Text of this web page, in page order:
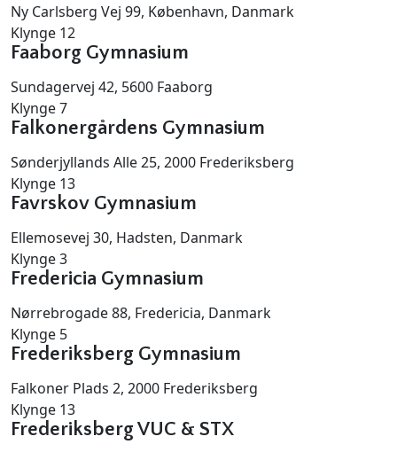
Ny Carlsberg Vej 99, København, Danmark
Klynge 12
Faaborg Gymnasium
Sundagervej 42, 5600 Faaborg
Klynge 7
Falkonergårdens Gymnasium
Sønderjyllands Alle 25, 2000 Frederiksberg
Klynge 13
Favrskov Gymnasium
Ellemosevej 30, Hadsten, Danmark
Klynge 3
Fredericia Gymnasium
Nørrebrogade 88, Fredericia, Danmark
Klynge 5
Frederiksberg Gymnasium
Falkoner Plads 2, 2000 Frederiksberg
Klynge 13
Frederiksberg VUC & STX